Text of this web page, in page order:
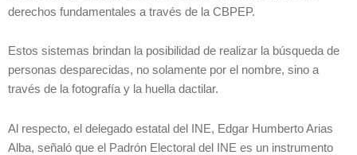
derechos fundamentales a través de la CBPEP.
Estos sistemas brindan la posibilidad de realizar la búsqueda de
personas desparecidas, no solamente por el nombre, sino a
través de la fotografía y la huella dactilar.
Al respecto, el delegado estatal del INE, Edgar Humberto Arias
Alba, señaló que el Padrón Electoral del INE es un instrumento